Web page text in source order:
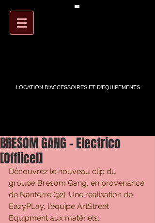
LOCATION D'ACCESSOIRES ET D'EQUIPEMENTS
BRESOM GANG - Electrico
[Offiicel]
Découvrez le nouveau clip du
groupe Bresom Gang, en provenance
de Nanterre (92). Une réalisation de
EazyPLay, l'équipe ArtStreet
Equipment aux matériels.